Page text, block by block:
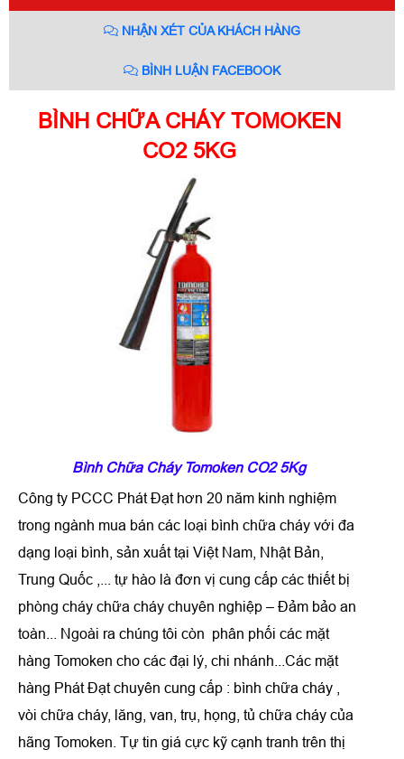
NHẬN XÉT CỦA KHÁCH HÀNG
BÌNH LUẬN FACEBOOK
BÌNH CHỮA CHÁY TOMOKEN
CO2 5KG
Bình Chữa Cháy Tomoken CO2 5Kg
Công ty PCCC Phát Đạt hơn 20 năm kinh nghiệm
trong ngành mua bán các loại bình chữa cháy với đa
dạng loại bình, sản xuất tại Việt Nam, Nhật Bản,
Trung Quốc ,... tự hào là đơn vị cung cấp các thiết bị
phòng cháy chữa cháy chuyên nghiệp – Đảm bảo an
toàn... Ngoài ra chúng tôi còn phân phối các mặt
hàng Tomoken cho các đại lý, chi nhánh...Các mặt
hàng Phát Đạt chuyên cung cấp : bình chữa cháy ,
vòi chữa cháy, lăng, van, trụ, họng, tủ chữa cháy của
hãng Tomoken. Tự tin giá cực kỹ cạnh tranh trên thị